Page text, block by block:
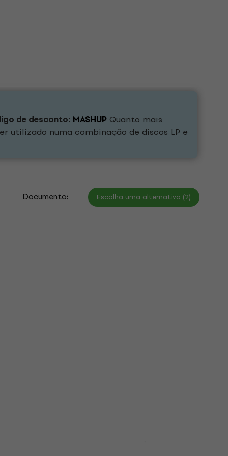
de desconto: MASHUP Quanto mais
utilizado numa combinação de discos LP e
Documentos Escolha uma alternativa (2)